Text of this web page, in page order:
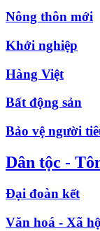
Nông thôn mới
Khởi nghiệp
Hàng Việt
Bất động sản
Bảo vệ người
Dân tộc -
Đại đoàn kết
Văn hoá - Xã